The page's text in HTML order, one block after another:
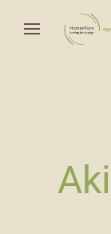
Fordulat